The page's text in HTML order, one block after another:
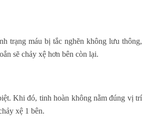
trạng máu bị tắc nghẽn không lưu thông,
sẽ chảy xệ hơn bên còn lại.
Khi đó, tinh hoàn không nằm đúng vị trí
xệ 1 bên.